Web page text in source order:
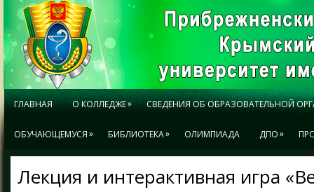
ГЛАВНАЯ О КОЛЛЕДЖЕ» СВЕДЕНИЯ ОБ ОБРАЗОВАТЕЛЬНОЙ
ОБУЧАЮЩЕМУСЯ» БИБЛИОТЕКА» ОЛИМПИАДА ДПО»
Лекция и интерактивная игра